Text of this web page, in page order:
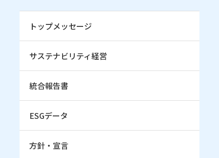
トップメッセージ
サステナビリティ経営
統合報告書
ESGデータ
方針・宣言